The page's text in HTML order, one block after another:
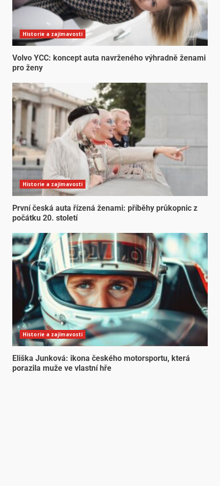
Historie a zajímavosti
Volvo YCC: koncept auta navrženého výhradně ženami
pro ženy
Historie a zajímavosti
První česká auta řízená ženami: příběhy průkopnic z
počátku 20. století
Historie a zajímavosti
Eliška Junková: ikona českého motorsportu, která
porazila muže ve vlastní hře